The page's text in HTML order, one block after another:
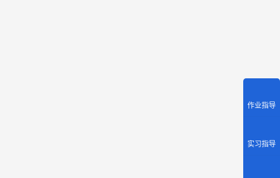
请联
作业指导
实习指导